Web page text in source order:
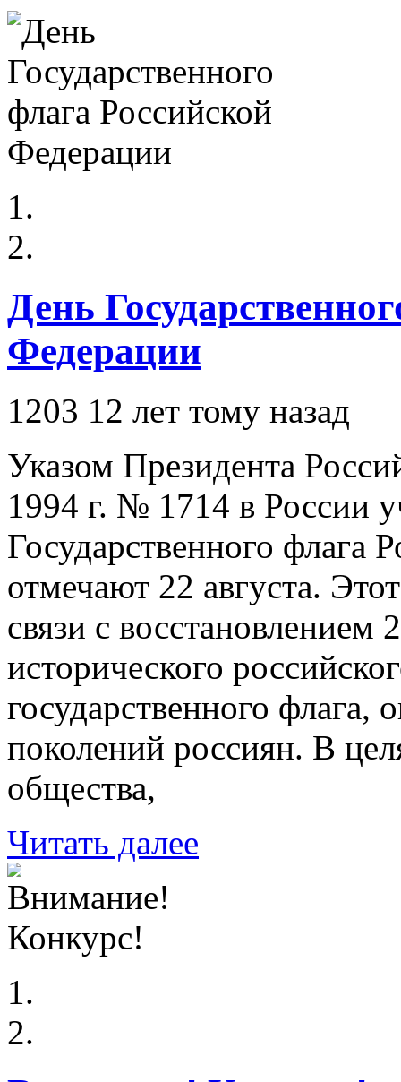
День
Федерации
1203 12 лет тому назад
Указом Президента
1994 г. № 1714 в России
Государственного флага
отмечают 22 августа.
связи с восстановлением
исторического
государственного флага,
поколений россиян. В
общества,
Читать далее